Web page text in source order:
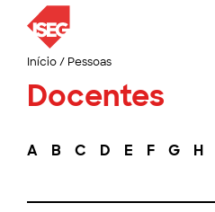
Início/ Pessoas
Docentes
A B C D E F G H